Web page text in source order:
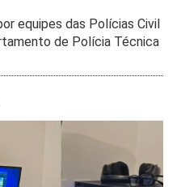
equipes das Polícias Civil
de Polícia Técnica